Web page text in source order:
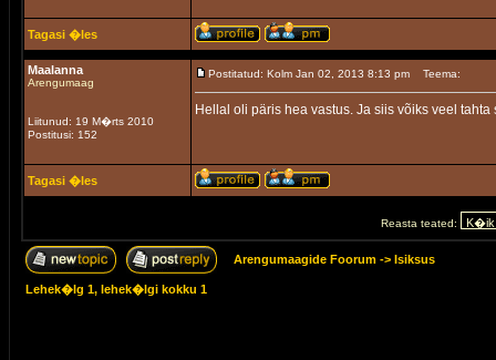
Tagasi �les
Maalanna
Arengumaag
Liitunud: 19 M�rts 2010
Postitusi: 152
Postitatud: Kolm Jan 02, 2013 8:13 pm Teema:
Hellal oli päris hea vastus. Ja siis võiks veel
Tagasi �les
Reasta teated:
Arengumaagide Foorum -> Isiksus
Lehek�lg 1, lehek�lgi kokku 1